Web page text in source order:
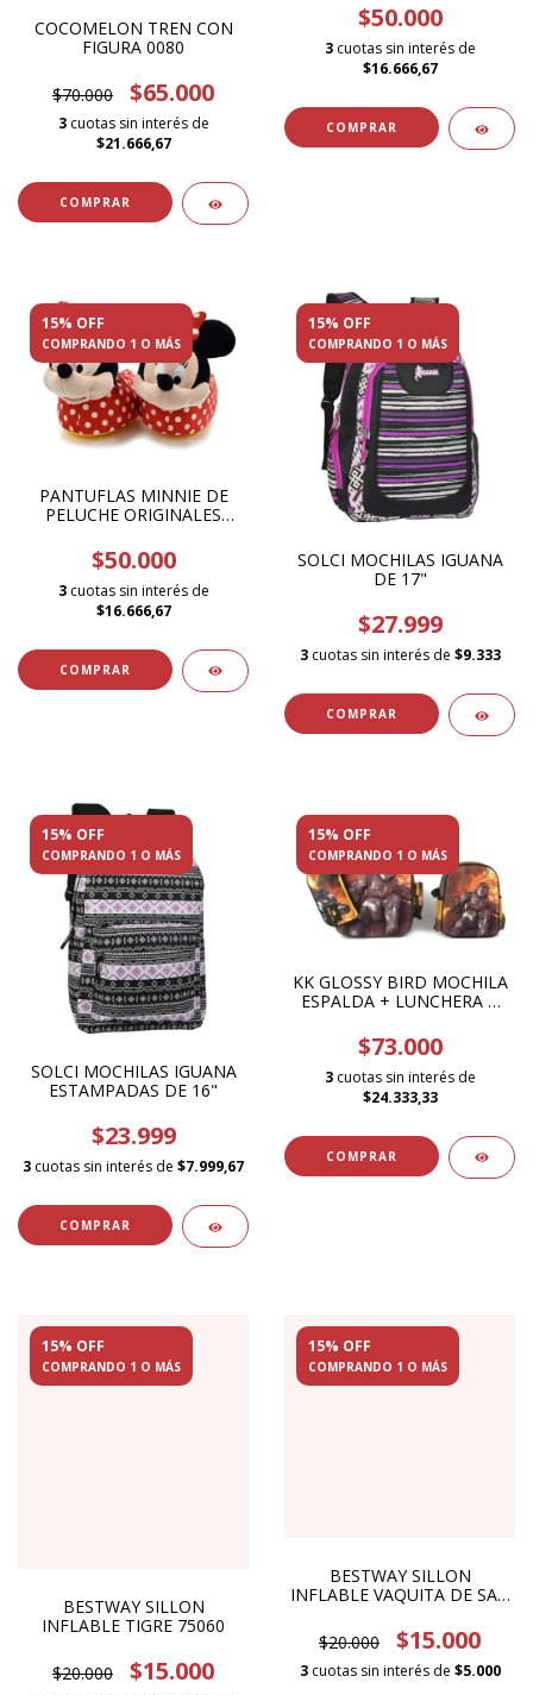
COCOMELON TREN CON
FIGURA 0080
$70.000 $65.000
3 cuotas sin interés de
$21.666,67
$50.000
3 cuotas sin interés de
$16.666,67
COMPRAR
15% OFF
COMPRANDO 1 O MÁS
PANTUFLAS MINNIE DE
PELUCHE ORIGINALES
$50.000
3 cuotas sin interés de
$16.666,67
COMPRAR
15% OFF
COMPRANDO 1 O MÁS
SOLCI MOCHILAS IGUANA
DE 17"
$27.999
3 cuotas sin interés de $9.333
COMPRAR
15% OFF
COMPRANDO 1 O MÁS
SOLCI MOCHILAS IGUANA
ESTAMPADAS DE 16"
$23.999
3 cuotas sin interés de $7.999,67
COMPRAR
15% OFF
COMPRANDO 1 O MÁS
KK GLOSSY BIRD MOCHILA
ESPALDA + LUNCHERA +
$73.000
3 cuotas sin interés de
$24.333,33
15% OFF
COMPRANDO 1 O MÁS
BESTWAY SILLON
INFLABLE TIGRE 75060
$20.000 $15.000
15% OFF
COMPRANDO 1 O MÁS
BESTWAY SILLON
INFLABLE VAQUITA DE SAN
$20.000
$15.000
3 cuotas sin interés de $5.000